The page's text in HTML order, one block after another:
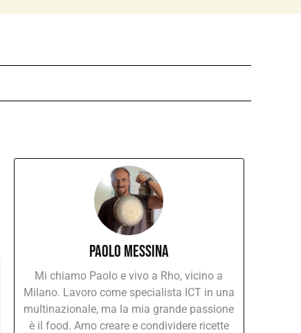
Paolo Messina
Mi chiamo Paolo e vivo a Rho, vicino a
Milano. Lavoro come specialista ICT in una
multinazionale, ma la mia grande passione
è il food. Amo creare e condividere ricette